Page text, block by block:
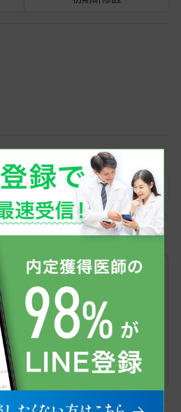
勤務地を選択